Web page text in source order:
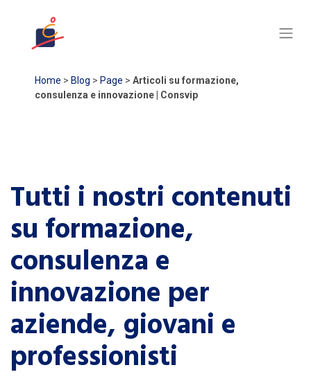
Home > Blog > Page > Articoli su formazione,
consulenza e innovazione | Consvip
Tutti i nostri contenuti
su formazione,
consulenza e
innovazione per
aziende, giovani e
professionisti